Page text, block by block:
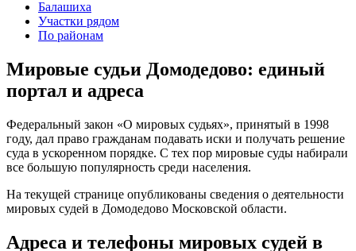
Балашиха
Участки рядом
По районам
Мировые судьи Домодедово: единый
портал и адреса
Федеральный закон «О мировых судьях», принятый в 1998
году, дал право гражданам подавать иски и получать решение
суда в ускоренном порядке. С тех пор мировые суды набирали
все большую популярность среди населения.
На текущей странице опубликованы сведения о деятельности
мировых судей в Домодедово Московской области.
Адреса и телефоны мировых судей в